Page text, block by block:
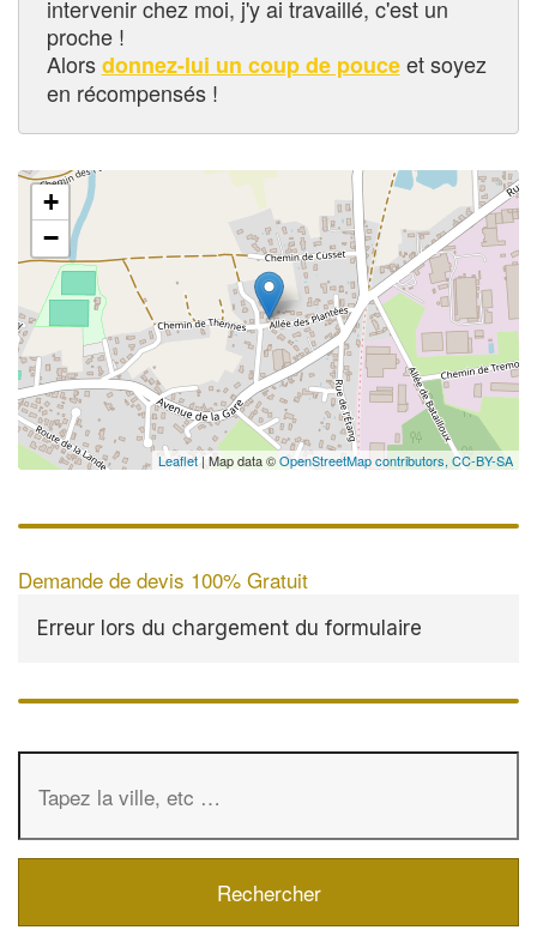
intervenir chez moi, j'y ai travaillé, c'est un
proche !
Alorsdonnez-lui un coup de pouceet soyez
en récompensés !
+
−
Leaflet| Map data ©OpenStreetMap contributors, CC-BY-SA
Demande de devis 100% Gratuit
Erreur lors du chargement du formulaire